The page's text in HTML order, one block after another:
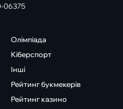
06375
Олімпіада
Кіберспорт
Інші
Рейтинг букмекерів
Рейтинг казино